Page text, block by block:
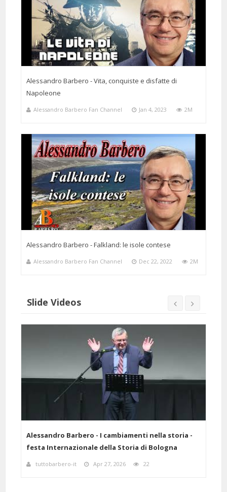
Alessandro Barbero - Vita, conquiste e disfatte di
Napoleone
Alessandro Barbero Fan Channel Jan 4, 2023 2M
Alessandro Barbero - Falkland: le isole contese
Alessandro Barbero Fan Channel Dec 22, 2022 2M
Slide Videos
Alessandro Barbero - I cambiamenti nella storia -
festa Internazionale della Storia di Bologna
tuttobarbero-it Apr 27, 2026 22